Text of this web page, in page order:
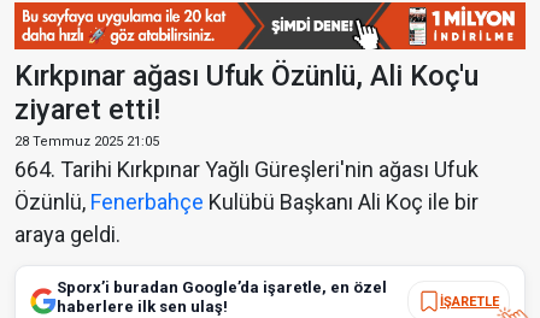
Kırkpınar ağası Ufuk Özünlü, Ali Koç'u
ziyaret etti!
28 Temmuz 2025 21:05
664. Tarihi Kırkpınar Yağlı Güreşleri'nin ağası Ufuk
Özünlü, Fenerbahçe Kulübü Başkanı Ali Koç ile bir
araya geldi.
Sporx’i buradan Google’da işaretle, en özel
haberlere ilk sen ulaş!
İŞARETLE